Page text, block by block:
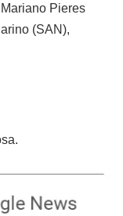
Pieres
(SAN),